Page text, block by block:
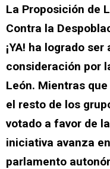
La Proposición de
Contra la
¡YA! ha logrado
consideración por
León. Mientras
el resto de los
votado a favor de
iniciativa avanza
parlamento